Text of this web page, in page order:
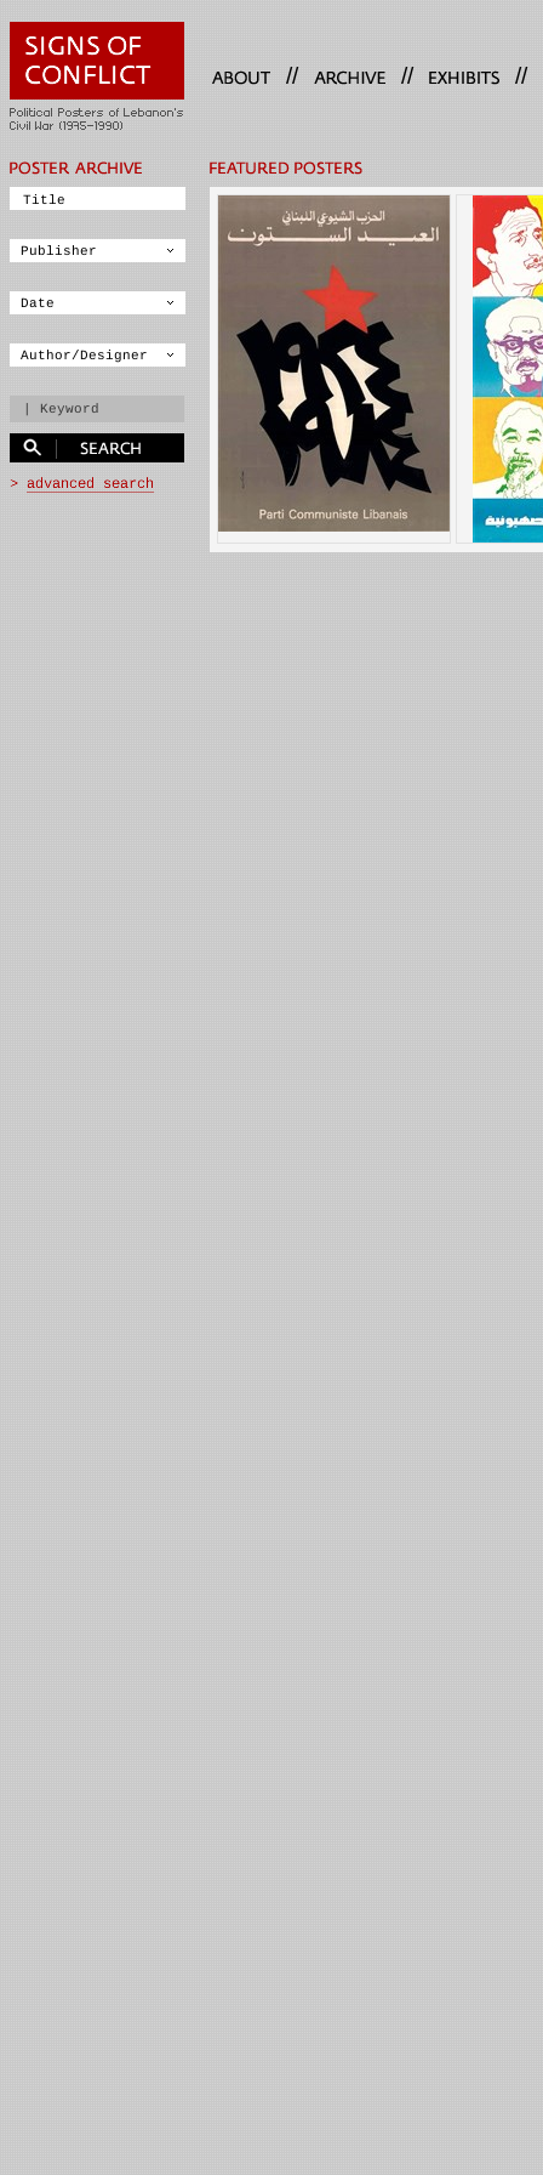
// // //